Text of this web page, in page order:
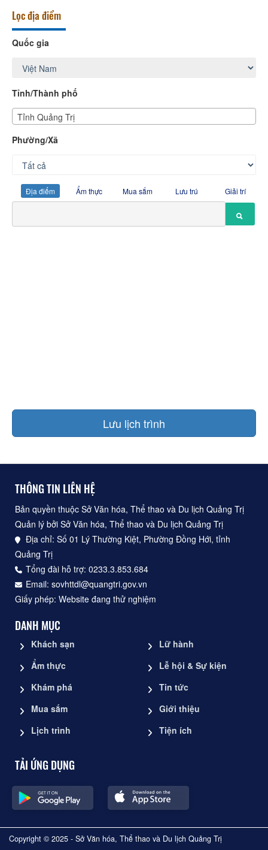
Lọc địa điểm
Quốc gia
Tỉnh/Thành phố
Tỉnh Quảng Trị
Phường/Xã
Địa điểm Ẩm thực Mua sắm Lưu trú Giải trí
Lưu lịch trình
THÔNG TIN LIÊN HỆ
Bản quyền thuộc Sở Văn hóa, Thể thao và Du lịch Quảng Trị
Quản lý bởi Sở Văn hóa, Thể thao và Du lịch Quảng Trị
Địa chỉ: Số 01 Lý Thường Kiệt, Phường Đồng Hới, tỉnh
Quảng Trị
Tổng đài hỗ trợ: 0233.3.853.684
Email: sovhttdl@quangtri.gov.vn
Giấy phép: Website đang thử nghiệm
DANH MỤC
Khách sạn
Ẩm thực
Khám phá
Mua sắm
Lịch trình
Lữ hành
Lễ hội & Sự kiện
Tin tức
Giới thiệu
Tiện ích
TẢI ỨNG DỤNG
Copyright © 2025 - Sở Văn hóa, Thể thao và Du lịch Quảng Trị